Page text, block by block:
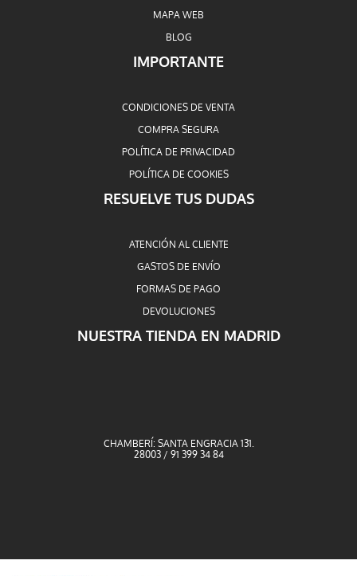
MAPA WEB
BLOG
IMPORTANTE
CONDICIONES DE VENTA
COMPRA SEGURA
POLÍTICA DE PRIVACIDAD
POLÍTICA DE COOKIES
RESUELVE TUS DUDAS
ATENCIÓN AL CLIENTE
GASTOS DE ENVÍO
FORMAS DE PAGO
DEVOLUCIONES
NUESTRA TIENDA EN MADRID
CHAMBERÍ: SANTA ENGRACIA 131.
28003 / 91 399 34 84